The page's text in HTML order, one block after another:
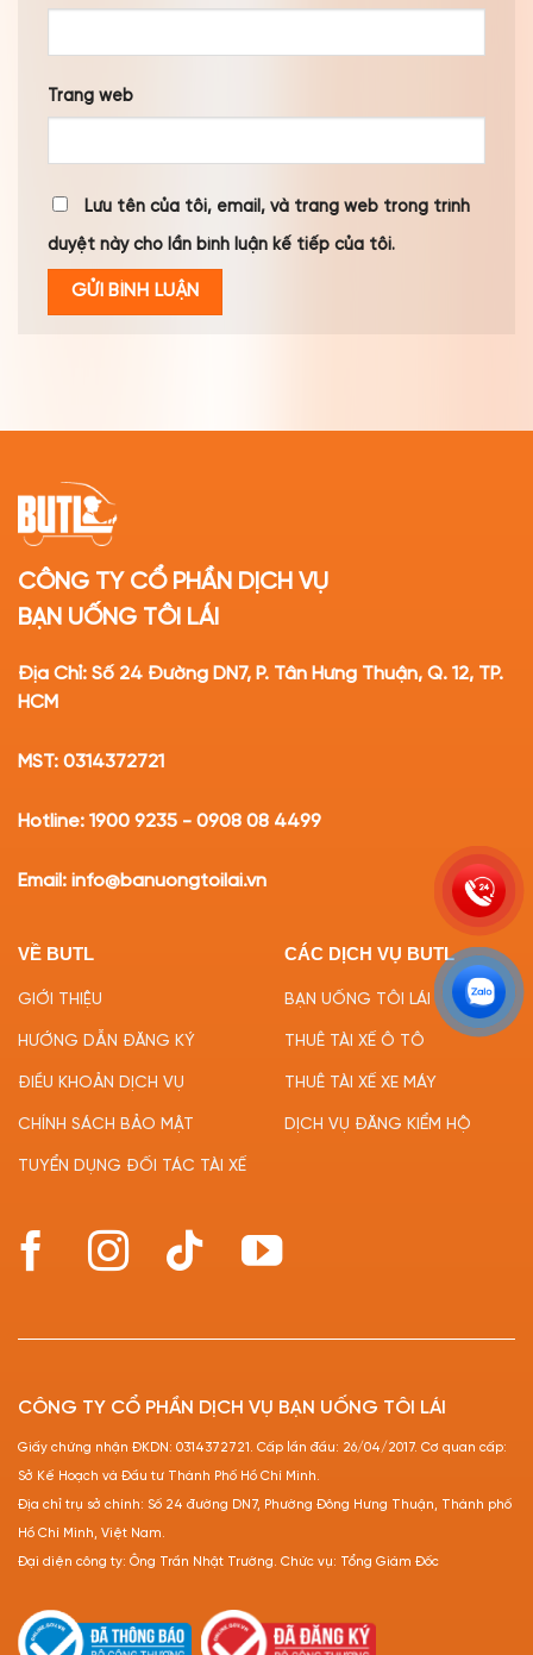
Trang web
Lưu tên của tôi, email, và trang web trong trình
duyệt này cho lần bình luận kế tiếp của tôi.
CÔNG TY CỔ PHẦN DỊCH VỤ
BẠN UỐNG TÔI LÁI
Địa Chỉ: Số 24 Đường DN7, P. Tân Hưng Thuận, Q. 12, TP.
HCM
MST: 0314372721
Hotline: 1900 9235 - 0908 08 4499
Email: info@banuongtoilai.vn
VỀ BUTL
GIỚI THIỆU
HƯỚNG DẪN ĐĂNG KÝ
ĐIỀU KHOẢN DỊCH VỤ
CHÍNH SÁCH BẢO MẬT
TUYỂN DỤNG ĐỐI TÁC TÀI XẾ
CÁC DỊCH VỤ BUTL
BẠN UỐNG TÔI LÁI
THUÊ TÀI XẾ Ô TÔ
THUÊ TÀI XẾ XE MÁY
DỊCH VỤ ĐĂNG KIỂM HỘ
CÔNG TY CỔ PHẦN DỊCH VỤ BẠN UỐNG TÔI LÁI
Giấy chứng nhận ĐKDN: 0314372721. Cấp lần đầu: 26/04/2017. Cơ quan cấp:
Sở Kế Hoạch và Đầu tư Thành Phố Hồ Chí Minh.
Địa chỉ trụ sở chính: Số 24 đường DN7, Phường Đông Hưng Thuận, Thành phố
Hồ Chí Minh, Việt Nam.
Đại diện công ty: Ông Trần Nhật Trường. Chức vụ: Tổng Giám Đốc